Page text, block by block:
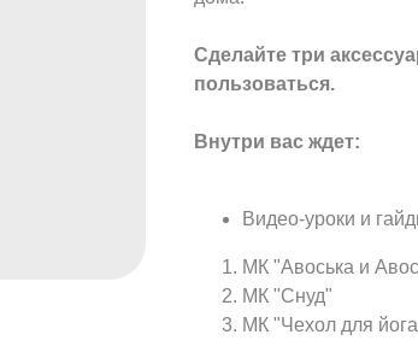
Сделайте три
пользоваться.
Внутри вас ждет:
Видео-уроки и
МК "Авоська и
МК "Снуд"
МК "Чехол для